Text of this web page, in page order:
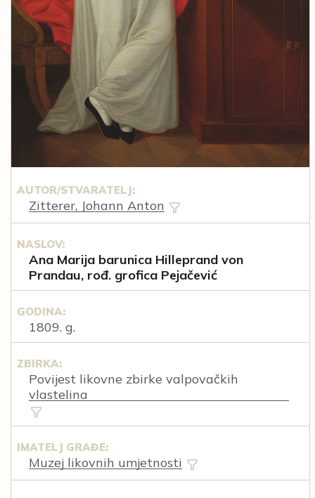
AUTOR/STVARATELJ:
Zitterer, Johann Anton
NASLOV:
Ana Marija barunica Hilleprand von
Prandau, rođ. grofica Pejačević
GODINA:
1809. g.
ZBIRKA:
Povijest likovne zbirke valpovačkih
vlastelina
IMATELJ GRAĐE:
Muzej likovnih umjetnosti